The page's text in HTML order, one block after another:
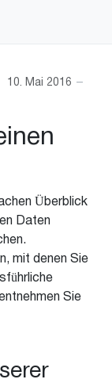
10. Mai 2016
Überblick
Daten
mit denen Sie
Sie